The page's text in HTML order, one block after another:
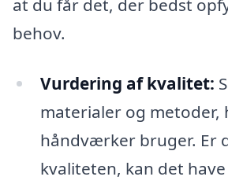
at du får det, der bedst
behov.
Vurdering af kvalitet:
materialer og metoder,
håndværker bruger. Er
kvaliteten, kan det